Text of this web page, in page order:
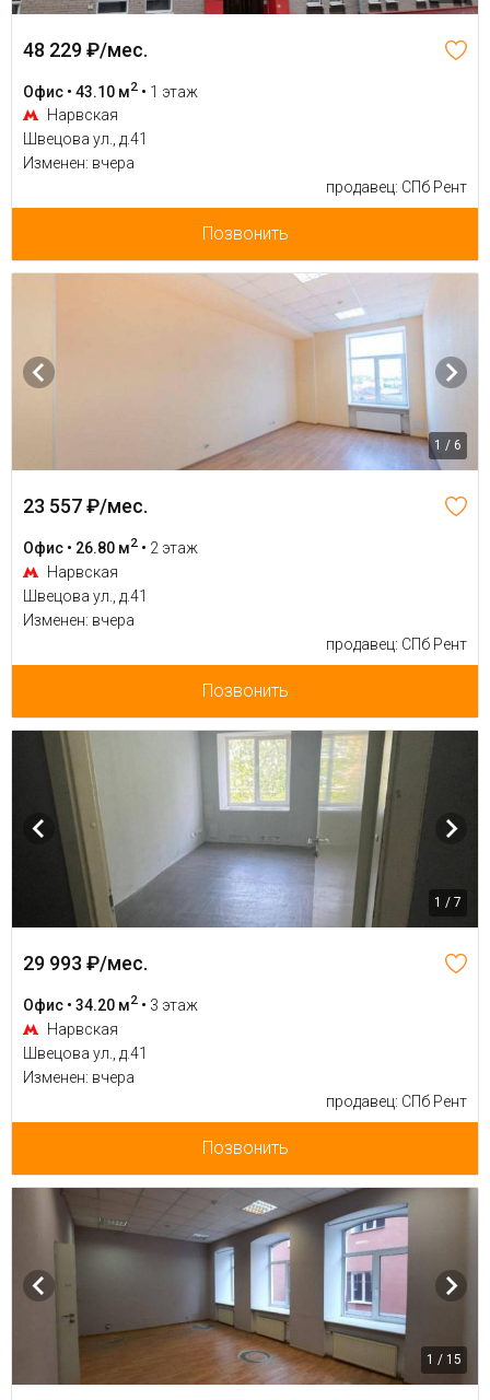
48 229 ₽/мес.
Офис • 43.10 м2 • 1 этаж
Нарвская
Швецова ул., д.41
Изменен: вчера
продавец: СПб Рент
Позвонить
1 / 6
23 557 ₽/мес.
Офис • 26.80 м2 • 2 этаж
Нарвская
Швецова ул., д.41
Изменен: вчера
продавец: СПб Рент
Позвонить
1 / 7
29 993 ₽/мес.
Офис • 34.20 м2 • 3 этаж
Нарвская
Швецова ул., д.41
Изменен: вчера
продавец: СПб Рент
Позвонить
1 / 15